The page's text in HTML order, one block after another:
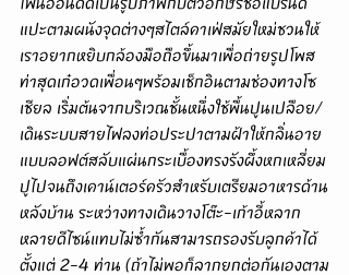
แปะตามผนังจุดต่างๆสไตล์คาเฟ่สมัยใหม่ชวนให้
เราอยากหยิบกล้องมือถือขึ้นมาเพื่อถ่ายรูปโพส
ท่าสุดเก๋อวดเพื่อนๆพร้อมเช็กอินตามช่องทางโซ
เชียล เริ่มต้นจากบริเวณชั้นหนึ่งใช้พื้นปูนเปลือย/
เดินระบบสายไฟลงท่อประปาตามฝ้าให้กลิ่นอาย
แบบลอฟต์สลับแผ่นกระเบื้องทรงรังผึ้งหกเหลี่ยม
ปูไปจนถึงเคาน์เตอร์ครัวสำหรับเตรียมอาหารด้าน
หลังบ้าน ระหว่างทางเดินวางโต๊ะ-เก้าอี้หลาก
หลายดีไซน์แทบไม่ซ้ำกันสามารถรองรับลูกค้าได้
ตั้งแต่ 2-4 ท่าน (ถ้าไม่พอก็ลากยกต่อกันเองตาม